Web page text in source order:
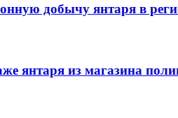
добычу янтаря в
из магазина